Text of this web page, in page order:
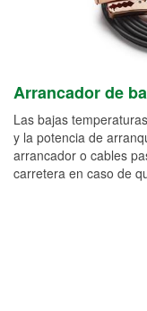
Arrancador de
Las bajas
y la potencia de
arrancador o cables
carretera en caso de